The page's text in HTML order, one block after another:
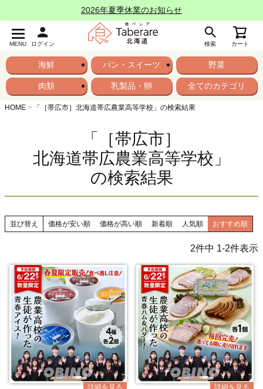
2026年夏季休業のお知らせ
MENU ログイン 検索 カート
海鮮 パン・スイーツ 野菜
肉類 乳製品・卵 全てのカテゴリ
HOME 「［帯広市］北海道帯広農業高等学校」の検索結果
「［帯広市］
北海道帯広農業高等学校」
の検索結果
並び替え 価格が安い順 価格が高い順 新着順 人気順 おすすめ順
2件中 1-2件表示